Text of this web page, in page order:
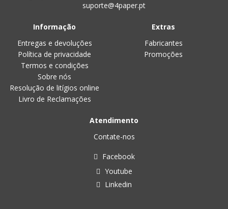
suporte@4paper.pt
Informação
Entregas e devoluções
Política de privacidade
Termos e condições
Sobre nós
Resolução de litígios online
Livro de Reclamações
Extras
Fabricantes
Promoções
Atendimento
Contate-nos
Facebook
Youtube
Linkedin